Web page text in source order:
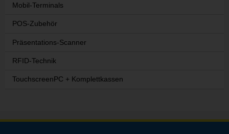
Mobil-Terminals
POS-Zubehör
Präsentations-Scanner
RFID-Technik
TouchscreenPC + Komplettkassen